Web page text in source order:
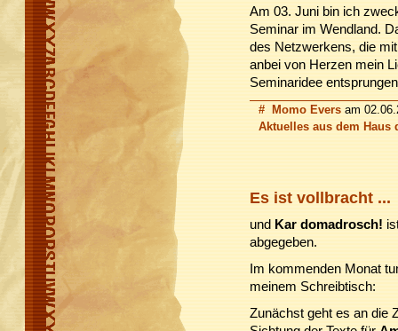
Am 03. Juni bin ich
Seminar im Wendland.
des Netzwerkens, die
anbei von Herzen mein
Seminaridee
# Momo Evers am
Aktuelles aus dem Haus
Es ist vollbracht ...
und Kar domadrosch!
abgegeben.
Im kommenden Monat
meinem Schreibtisch:
Zunächst geht es an die